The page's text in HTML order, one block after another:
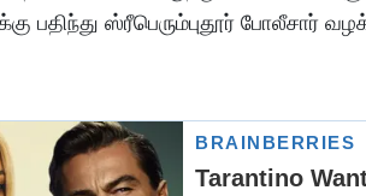
ஸ்ரீபெரும்புதூர் போலீசார்